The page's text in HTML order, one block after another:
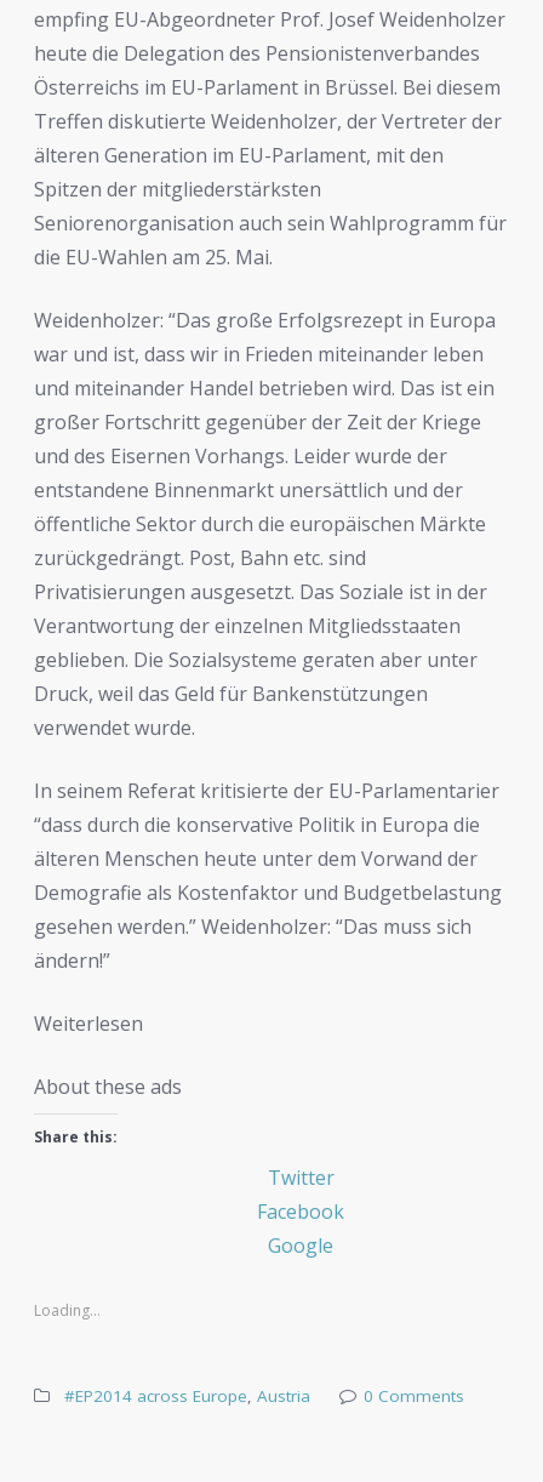
empfing EU-Abgeordneter Prof. Josef Weidenholzer
heute die Delegation des Pensionistenverbandes
Österreichs im EU-Parlament in Brüssel. Bei diesem
Treffen diskutierte Weidenholzer, der Vertreter der
älteren Generation im EU-Parlament, mit den
Spitzen der mitgliederstärksten
Seniorenorganisation auch sein Wahlprogramm für
die EU-Wahlen am 25. Mai.
Weidenholzer: “Das große Erfolgsrezept in Europa
war und ist, dass wir in Frieden miteinander leben
und miteinander Handel betrieben wird. Das ist ein
großer Fortschritt gegenüber der Zeit der Kriege
und des Eisernen Vorhangs. Leider wurde der
entstandene Binnenmarkt unersättlich und der
öffentliche Sektor durch die europäischen Märkte
zurückgedrängt. Post, Bahn etc. sind
Privatisierungen ausgesetzt. Das Soziale ist in der
Verantwortung der einzelnen Mitgliedsstaaten
geblieben. Die Sozialsysteme geraten aber unter
Druck, weil das Geld für Bankenstützungen
verwendet wurde.
In seinem Referat kritisierte der EU-Parlamentarier
“dass durch die konservative Politik in Europa die
älteren Menschen heute unter dem Vorwand der
Demografie als Kostenfaktor und Budgetbelastung
gesehen werden.” Weidenholzer: “Das muss sich
ändern!”
Weiterlesen
About these ads
Share this:
Twitter
Facebook
Google
Loading...
#EP2014 across Europe, Austria 0 Comments